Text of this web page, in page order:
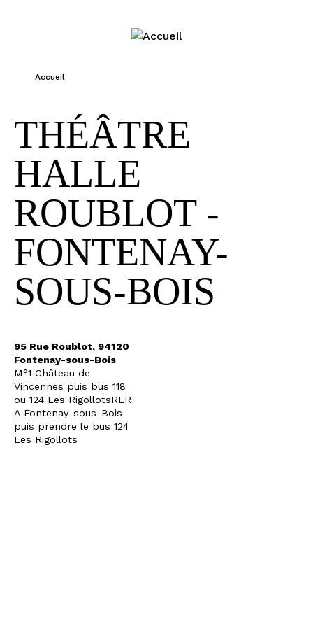
Accueil
THÉÂTRE
HALLE
ROUBLOT -
FONTENAY-
SOUS-BOIS
95 Rue Roublot, 94120
Fontenay-sous-Bois
M°1 Château de
Vincennes puis bus 118
ou 124 Les RigollotsRER
A Fontenay-sous-Bois
puis prendre le bus 124
Les Rigollots